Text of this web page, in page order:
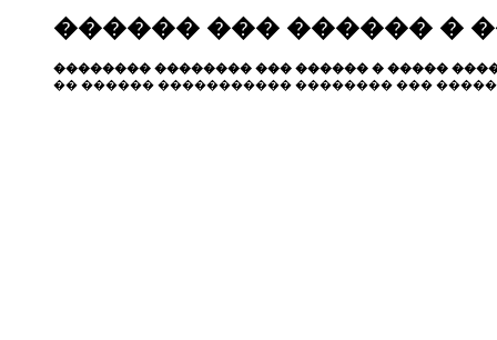
������ ��� ������ �
�������� �������� ��� ������ � �����
�� ������ ����������� �������� ���